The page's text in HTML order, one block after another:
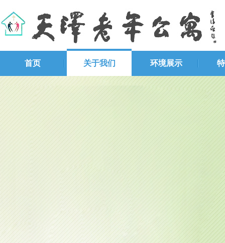
首页 关于我们 环境展示